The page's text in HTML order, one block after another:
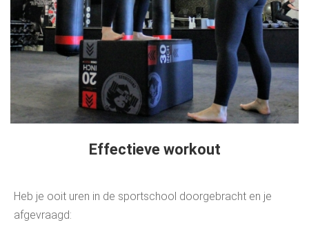
Effectieve workout
Heb je ooit uren in de sportschool doorgebracht en je
afgevraagd: